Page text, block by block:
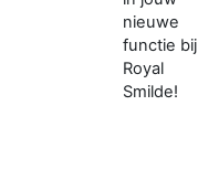
nieuwe
functie bij
Royal
Smilde!